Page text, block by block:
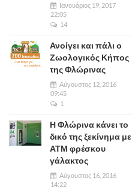
Ιανουάριος 19, 2017
22:05
14
Ανοίγει και πάλι ο
Ζωολογικός Κήπος
της Φλώρινας
Αύγουστος 12, 2016
09:45
1
Η Φλώρινα κάνει το
δικό της ξεκίνημα με
ΑΤΜ φρέσκου
γάλακτος
Αύγουστος 16, 2016
14:22